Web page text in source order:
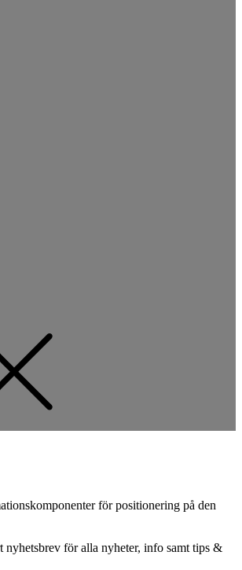
för positionering på den
nyhetsbrev för alla nyheter, info samt tips &